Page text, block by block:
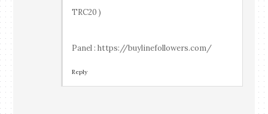
TRC20 )
Panel : https://buylinefollowers.com/
Reply